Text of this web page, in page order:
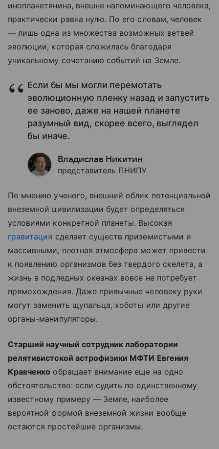
инопланетянина, внешне напоминающего человека,
практически равна нулю. По его словам, человек
— лишь одна из множества возможных ветвей
эволюции, которая сложилась благодаря
уникальному сочетанию событий на Земле.
Если бы мы могли перемотать
эволюционную пленку назад и запустить
ее заново, даже на нашей планете
разумный вид, скорее всего, выглядел
бы иначе.
Владислав Никитин
представитель ПНИПУ
По мнению ученого, внешний облик потенциальной
внеземной цивилизации будет определяться
условиями конкретной планеты. Высокая
гравитация сделает существ приземистыми и
массивными, плотная атмосфера может привести
к появлению организмов без твердого скелета, а
жизнь в подледных океанах вовсе не потребует
прямохождения. Даже привычные человеку руки
могут заменить щупальца, хоботы или другие
органы-манипуляторы.
Старший научный сотрудник лаборатории
релятивистской астрофизики МФТИ Евгения
Кравченко обращает внимание еще на одно
обстоятельство: если судить по единственному
известному примеру — Земле, наиболее
вероятной формой внеземной жизни вообще
остаются простейшие организмы.